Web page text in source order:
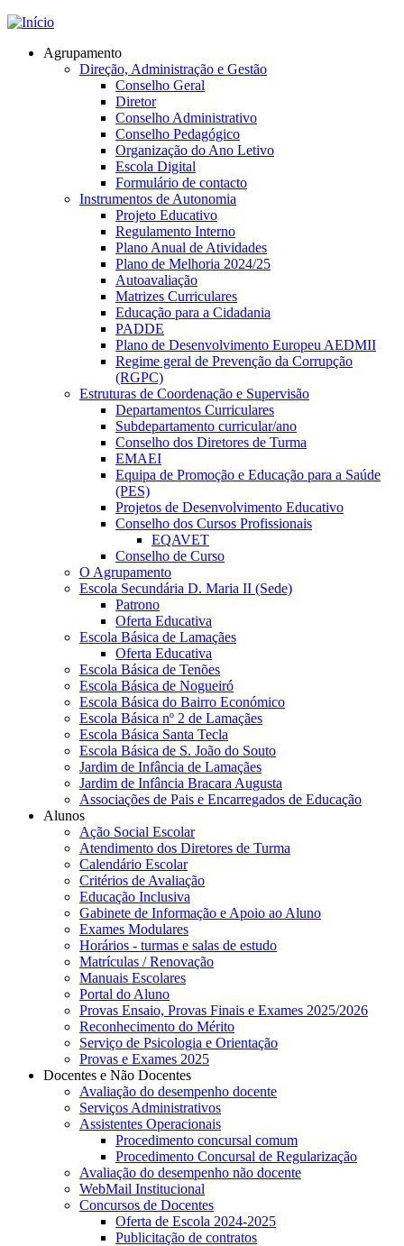
Jump to navigation
Agrupamento
Direção, Administração e Gestão
Conselho Geral
Diretor
Conselho Administrativo
Conselho Pedagógico
Organização do Ano Letivo
Escola Digital
Formulário de contacto
Instrumentos de Autonomia
Projeto Educativo
Regulamento Interno
Plano Anual de Atividades
Plano de Melhoria 2024/25
Autoavaliação
Matrizes Curriculares
Educação para a Cidadania
PADDE
Plano de Desenvolvimento Europeu AEDMII
Regime geral de Prevenção da Corrupção
(RGPC)
Estruturas de Coordenação e Supervisão
Departamentos Curriculares
Subdepartamento curricular/ano
Conselho dos Diretores de Turma
EMAEI
Equipa de Promoção e Educação para a Saúde
(PES)
Projetos de Desenvolvimento Educativo
Conselho dos Cursos Profissionais
EQAVET
Conselho de Curso
O Agrupamento
Escola Secundária D. Maria II (Sede)
Patrono
Oferta Educativa
Escola Básica de Lamaçães
Oferta Educativa
Escola Básica de Tenões
Escola Básica de Nogueiró
Escola Básica do Bairro Económico
Escola Básica nº 2 de Lamaçães
Escola Básica Santa Tecla
Escola Básica de S. João do Souto
Jardim de Infância de Lamaçães
Jardim de Infância Bracara Augusta
Associações de Pais e Encarregados de Educação
Alunos
Ação Social Escolar
Atendimento dos Diretores de Turma
Calendário Escolar
Critérios de Avaliação
Educação Inclusiva
Gabinete de Informação e Apoio ao Aluno
Exames Modulares
Horários - turmas e salas de estudo
Matrículas / Renovação
Manuais Escolares
Portal do Aluno
Provas Ensaio, Provas Finais e Exames 2025/2026
Reconhecimento do Mérito
Serviço de Psicologia e Orientação
Provas e Exames 2025
Docentes e Não Docentes
Avaliação do desempenho docente
Serviços Administrativos
Assistentes Operacionais
Procedimento concursal comum
Procedimento Concursal de Regularização
Avaliação do desempenho não docente
WebMail Institucional
Concursos de Docentes
Oferta de Escola 2024-2025
Publicitação de contratos